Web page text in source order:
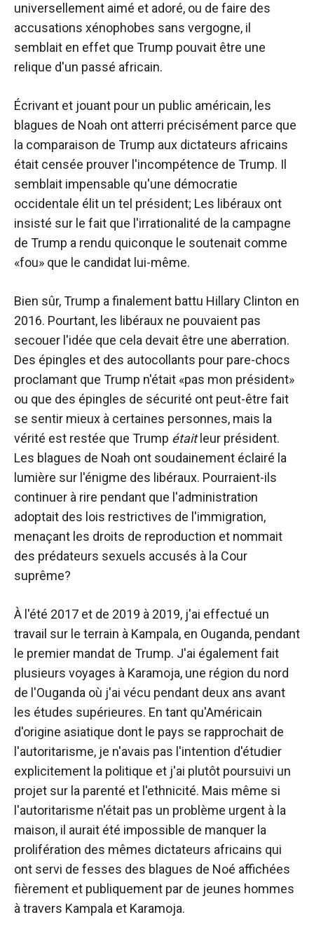
universellement aimé et adoré, ou de faire des
accusations xénophobes sans vergogne, il
semblait en effet que Trump pouvait être une
relique d'un passé africain.
Écrivant et jouant pour un public américain, les
blagues de Noah ont atterri précisément parce que
la comparaison de Trump aux dictateurs africains
était censée prouver l'incompétence de Trump. Il
semblait impensable qu'une démocratie
occidentale élit un tel président; Les libéraux ont
insisté sur le fait que l'irrationalité de la campagne
de Trump a rendu quiconque le soutenait comme
«fou» que le candidat lui-même.
Bien sûr, Trump a finalement battu Hillary Clinton en
2016. Pourtant, les libéraux ne pouvaient pas
secouer l'idée que cela devait être une aberration.
Des épingles et des autocollants pour pare-chocs
proclamant que Trump n'était «pas mon président»
ou que des épingles de sécurité ont peut-être fait
se sentir mieux à certaines personnes, mais la
vérité est restée que Trump étaitleur président.
Les blagues de Noah ont soudainement éclairé la
lumière sur l'énigme des libéraux. Pourraient-ils
continuer à rire pendant que l'administration
adoptait des lois restrictives de l'immigration,
menaçant les droits de reproduction et nommait
des prédateurs sexuels accusés à la Cour
suprême?
À l'été 2017 et de 2019 à 2019, j'ai effectué un
travail sur le terrain à Kampala, en Ouganda, pendant
le premier mandat de Trump. J'ai également fait
plusieurs voyages à Karamoja, une région du nord
de l'Ouganda où j'ai vécu pendant deux ans avant
les études supérieures. En tant qu'Américain
d'origine asiatique dont le pays se rapprochait de
l'autoritarisme, je n'avais pas l'intention d'étudier
explicitement la politique et j'ai plutôt poursuivi un
projet sur la parenté et l'ethnicité. Mais même si
l'autoritarisme n'était pas un problème urgent à la
maison, il aurait été impossible de manquer la
prolifération des mêmes dictateurs africains qui
ont servi de fesses des blagues de Noé affichées
fièrement et publiquement par de jeunes hommes
à travers Kampala et Karamoja.